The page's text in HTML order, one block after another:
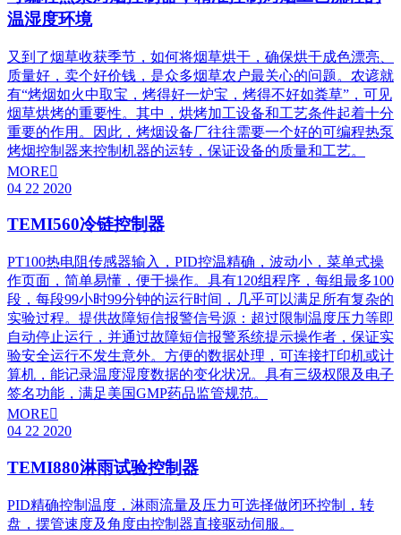
温湿度环境
又到了烟草收获季节，如何将烟草烘干，确保烘干成色漂亮、
质量好，卖个好价钱，是众多烟草农户最关心的问题。农谚就
有“烤烟如火中取宝，烤得好一炉宝，烤得不好如粪草”，可见
烟草烘烤的重要性。其中，烘烤加工设备和工艺条件起着十分
重要的作用。因此，烤烟设备厂往往需要一个好的可编程热泵
烤烟控制器来控制机器的运转，保证设备的质量和工艺。
MORE
04 22 2020
TEMI560冷链控制器
PT100热电阻传感器输入，PID控温精确，波动小，菜单式操
作页面，简单易懂，便于操作。具有120组程序，每组最多100
段，每段99小时99分钟的运行时间，几乎可以满足所有复杂的
实验过程。提供故障短信报警信号源：超过限制温度压力等即
自动停止运行，并通过故障短信报警系统提示操作者，保证实
验安全运行不发生意外。方便的数据处理，可连接打印机或计
算机，能记录温度湿度数据的变化状况。具有三级权限及电子
签名功能，满足美国GMP药品监管规范。
MORE
04 22 2020
TEMI880淋雨试验控制器
PID精确控制温度，淋雨流量及压力可选择做闭环控制，转
盘，摆管速度及角度由控制器直接驱动伺服。